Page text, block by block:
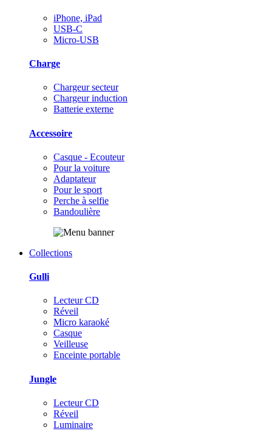
iPhone, iPad
USB-C
Micro-USB
Charge
Chargeur secteur
Chargeur induction
Batterie externe
Accessoire
Casque - Ecouteur
Pour la voiture
Adaptateur
Pour le sport
Perche à selfie
Bandoulière
Collections
Gulli
Lecteur CD
Réveil
Micro karaoké
Casque
Veilleuse
Enceinte portable
Jungle
Lecteur CD
Réveil
Luminaire